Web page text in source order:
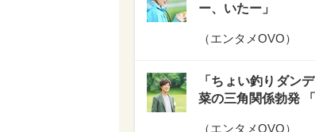
ー、いたー」
（エンタメOVO）
「ちょい釣りダン
菜の三角関係勃発
（エンタメOVO）